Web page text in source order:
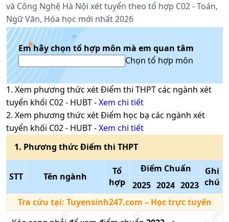
và Công Nghệ Hà Nội xét tuyển theo tổ hợp C02 - Toán,
Ngữ Văn, Hóa học mới nhất 2026
Em hãy chọn tổ hợp môn mà em quan tâm
Chọn tổ hợp môn
1. Xem phương thức xétĐiểm thi THPTcác ngành xét
tuyển khối C02- HUBT-Xem chi tiết
2. Xem phương thức xétĐiểm học bạ các ngành xét
tuyển khối C02- HUBT-Xem chi tiết
1. Phương thứcĐiểm thi THPT
STT Tên ngành
Tổ
hợp
Điểm Chuẩn
Ghi
chú
2025 2024 2023
Tra cứu tại: Tuyensinh247.com – Học trực tuyến